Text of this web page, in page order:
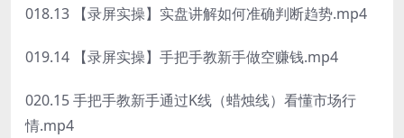
018.13 【录屏实操】实盘讲解如何准确判断趋势.mp4
019.14 【录屏实操】手把手教新手做空赚钱.mp4
020.15 手把手教新手通过K线（蜡烛线）看懂市场行
情.mp4